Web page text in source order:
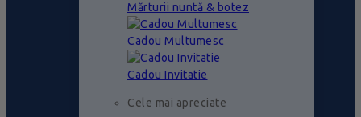
Mărturii nuntă & botez
Cadou Multumesc
Cadou Invitatie
Cele mai apreciate